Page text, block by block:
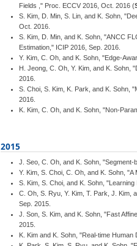
Fields ," Proc. ECCV 2016, Oct. 2016 (
S. Kim, D. Min, S. Lin, and K. Sohn,
Oct. 2016.
S. Kim, D. Min, and K. Sohn, "ANCC
Estimation," ICIP 2016, Sep. 2016.
Y. Kim, C. Oh, and K. Sohn, "Edge-
H. Jeong, C. Oh, Y. Kim, and K. Sohn,
2016.
S. Choi, S. Kim, K. Park, and K. Sohn,
2016.
K. Kim, C. Oh, and K. Sohn, "Non-
2015
J. Seo, C. Oh, and K. Sohn,
Y. Kim, S. Choi, C. Oh, and K. Sohn,
S. Kim, S. Choi, and K. Sohn,
C. Oh, S. Ryu, Y. Kim, T. Park, J. Kim,
Sep. 2015.
J. Son, S. Kim, and K. Sohn, "Fast
2015.
K. Kim and K. Sohn, "Real-time